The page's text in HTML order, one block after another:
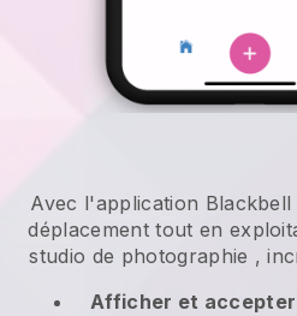
Avec l'application Blackbell
déplacement tout en
studio de photographie ,
Afficher et accepter